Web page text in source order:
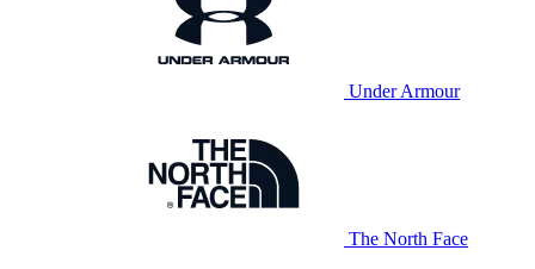
Under Armour
The North Face